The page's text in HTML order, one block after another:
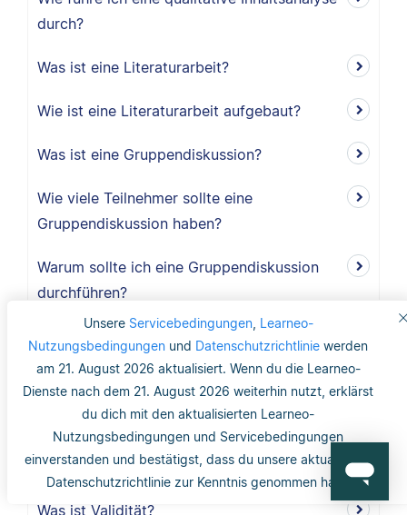
Unsere Servicebedingungen, Learneo-
Nutzungsbedingungen und Datenschutzrichtlinie werden
am 21. August 2026 aktualisiert. Wenn du die Learneo-
Dienste nach dem 21. August 2026 weiterhin nutzt, erklärst
du dich mit den aktualisierten Learneo-
Nutzungsbedingungen und Servicebedingungen
einverstanden und bestätigst, dass du unsere aktualisierte
Datenschutzrichtlinie zur Kenntnis genommen hast.
durch?
Was ist eine Literaturarbeit?
Wie ist eine Literaturarbeit aufgebaut?
Was ist eine Gruppendiskussion?
Wie viele Teilnehmer sollte eine
Gruppendiskussion haben?
Warum sollte ich eine Gruppendiskussion
durchführen?
Wie lang ist der Methodikteil?
Was bedeutet deduktiv und induktiv?
Was bedeutet induktiv?
Was bedeutet deduktiv?
Was ist Validität?